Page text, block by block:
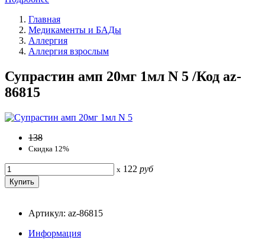
Главная
Медикаменты и БАДы
Аллергия
Аллергия взрослым
Супрастин амп 20мг 1мл N 5 /Код az-
86815
138
Скидка 12%
x 122 руб
Артикул: az-86815
Информация